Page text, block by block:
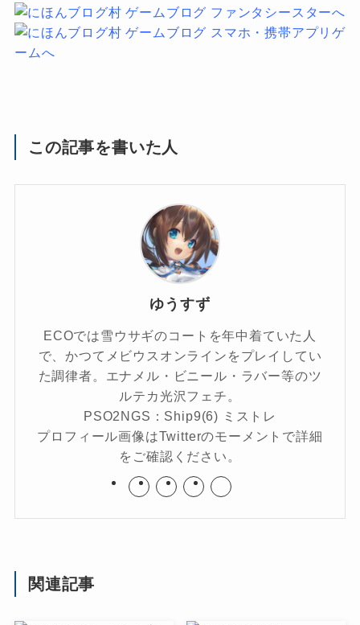
この記事を書いた人
ゆうすず
ECOでは雪ウサギのコートを年中着ていた人
で、かつてメビウスオンラインをプレイしてい
た調律者。エナメル・ビニール・ラバー等のツ
ルテカ光沢フェチ。
PSO2NGS：Ship9(6) ミストレ
プロフィール画像はTwitterのモーメントで詳細
をご確認ください。
関連記事